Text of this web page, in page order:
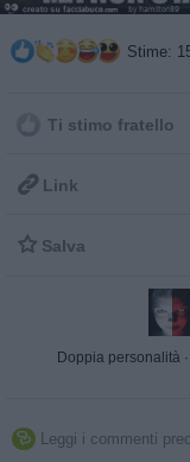
Stime:
Ti stimo fratello
 Link
 Salva
Doppia personalità ·
 Leggi i commenti